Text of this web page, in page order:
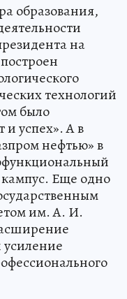
образования,
на
технологий
было
успех». А в
нефтью» в
Еще одно
им. А. И.